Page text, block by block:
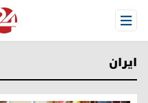
Open Menu
ایران